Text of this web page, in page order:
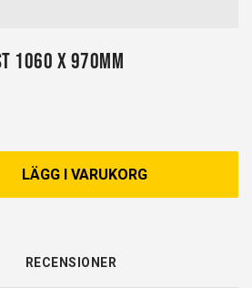
1060 x 970mm
LÄGG I VARUKORG
RECENSIONER